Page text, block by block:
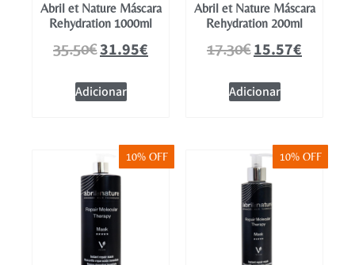
Abril et Nature Máscara
Rehydration 1000ml
35.50€31.95€
Adicionar
Abril et Nature Máscara
Rehydration 200ml
17.30€15.57€
Adicionar
10% OFF 10% OFF